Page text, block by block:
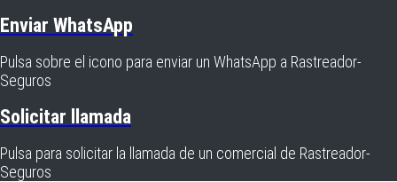
Enviar WhatsApp
Pulsa sobre el icono para enviar un WhatsApp a Rastreador-
Seguros
Solicitar llamada
Pulsa para solicitar la llamada de un comercial de Rastreador-
Seguros